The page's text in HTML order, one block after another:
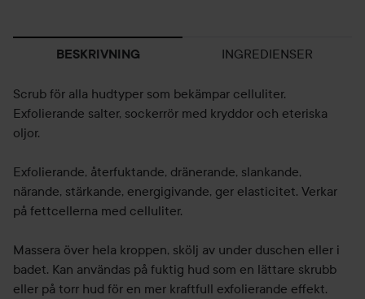
BESKRIVNING INGREDIENSER
Scrub för alla hudtyper som bekämpar celluliter.
Exfolierande salter, sockerrör med kryddor och eteriska
oljor.
Exfolierande, återfuktande, dränerande, slankande,
närande, stärkande, energigivande, ger elasticitet. Verkar
på fettcellerna med celluliter.
Massera över hela kroppen, skölj av under duschen eller i
badet. Kan användas på fuktig hud som en lättare skrubb
eller på torr hud för en mer kraftfull exfolierande effekt.